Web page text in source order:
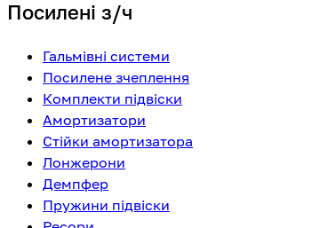
Посилені з/ч
Гальмівні системи
Посилене зчеплення
Комплекти підвіски
Амортизатори
Стійки амортизатора
Лонжерони
Демпфер
Пружини підвіски